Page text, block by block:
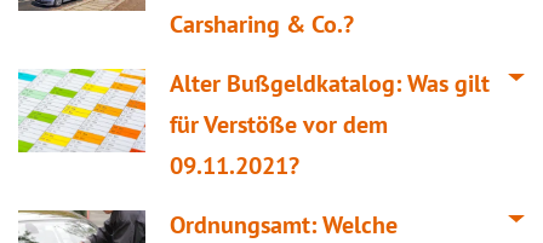
Carsharing & Co.?
Alter Bußgeldkatalog: Was gilt
für Verstöße vor dem
09.11.2021?
Ordnungsamt: Welche